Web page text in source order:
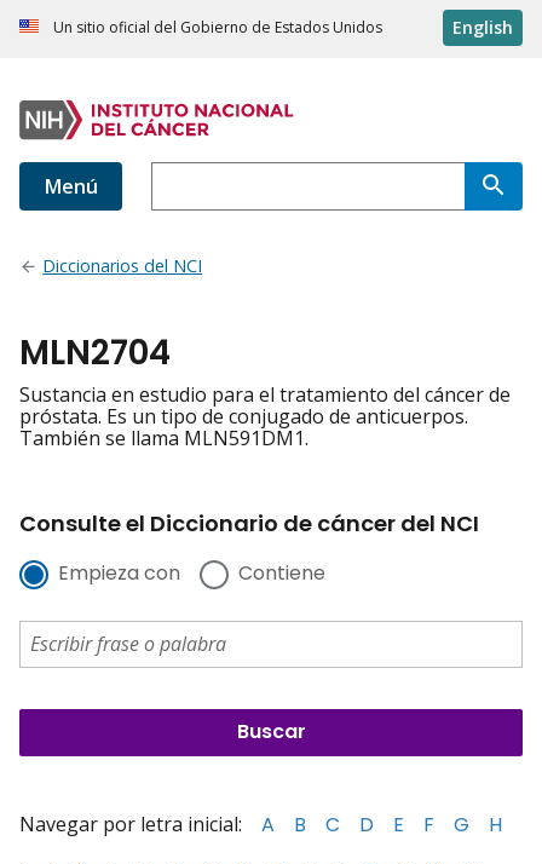
Un sitio oficial del Gobierno de Estados Unidos English
Menú
Diccionarios del NCI
MLN2704
Sustancia en estudio para el tratamiento del cáncer de
próstata. Es un tipo de conjugado de anticuerpos.
También se llama MLN591DM1.
Consulte el Diccionario de cáncer del NCI
Empieza con Contiene
Navegar por letra inicial: A B C D E F G
H